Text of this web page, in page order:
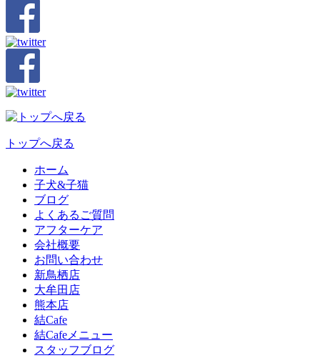
トップへ戻る
ホーム
子犬&子猫
ブログ
よくあるご質問
アフターケア
会社概要
お問い合わせ
新鳥栖店
大牟田店
熊本店
結Cafe
結Cafeメニュー
スタッフブログ